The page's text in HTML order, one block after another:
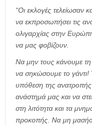
“Οι εκλογές τελείωσαν
να εκπροσωπήσει τις
ολιγαρχίας στην
να μας φοβίζουν.
Να μην τους κάνουμε
να σηκώσουμε το
υπόθεση της
ανάστημά μας και να
στη λιτότητα και τα
προκοπής. Να μη